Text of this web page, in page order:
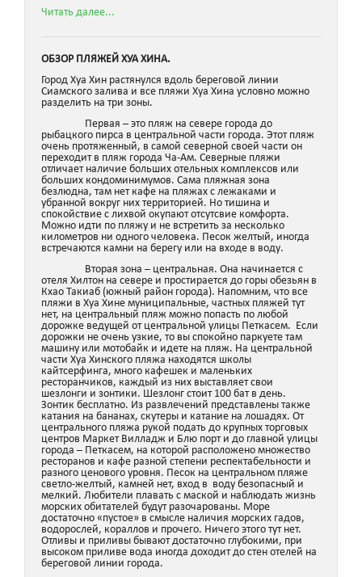
Читать далее...
ОБЗОР ПЛЯЖЕЙ ХУА ХИНА.
Город Хуа Хин растянулся вдоль береговой линии
Сиамского залива и все пляжи Хуа Хина условно можно
разделить на три зоны.
Первая – это пляж на севере города до
рыбацкого пирса в центральной части города. Этот пляж
очень протяженный, в самой северной своей части он
переходит в пляж города Ча-Ам. Северные пляжи
отличает наличие больших отельных комплексов или
больших кондоминимумов. Сама пляжная зона
безлюдна, там нет кафе на пляжах с лежаками и
убранной вокруг них территорией. Но тишина и
спокойствие с лихвой окупают отсутсвие комфорта.
Можно идти по пляжу и не встретить за несколько
километров ни одного человека. Песок желтый, иногда
встречаются камни на берегу или на входе в воду.
Вторая зона – центральная. Она начинается с
отеля Хилтон на севере и простирается до горы обезьян в
Кхао Такиаб (южный район города). Напомним, что все
пляжи в Хуа Хине муниципальные, частных пляжей тут
нет, на центральный пляж можно попасть по любой
дорожке ведущей от центральной улицы Петкасем. Если
дорожки не очень узкие, то вы спокойно паркуете там
машину или мотобайк и идете на пляж. На центральной
части Хуа Хинского пляжа находятся школы
кайтсерфинга, много кафешек и маленьких
ресторанчиков, каждый из них выставляет свои
шезлонги и зонтики. Шезлонг стоит 100 бат в день.
Зонтик бесплатно. Из развлечений представлены также
катания на бананах, скутеры и катание на лошадях. От
центрального пляжа рукой подать до крупных торговых
центров Маркет Вилладж и Блю порт и до главной улицы
города – Петкасем, на которой расположено множество
ресторанов и кафе разной степени респектабельности и
разного ценового уровня. Песок на центральном пляже
светло-желтый, камней нет, вход в воду безопасный и
мелкий. Любители плавать с маской и наблюдать жизнь
морских обитателей будут разочарованы. Море
достаточно «пустое» в смысле наличия морских гадов,
водорослей, кораллов и прочего. Ничего этого тут нет.
Отливы и приливы бывают достаточно глубокими, при
высоком приливе вода иногда доходит до стен отелей на
береговой линии города.